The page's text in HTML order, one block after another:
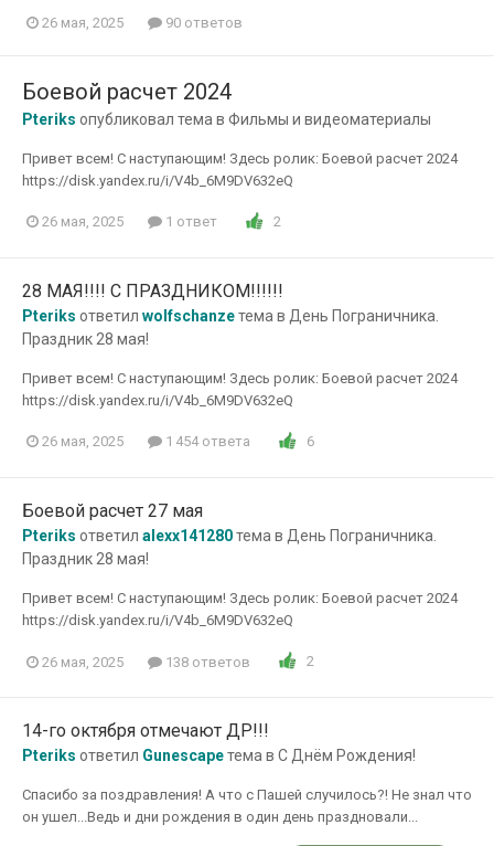
26 мая, 2025 90 ответов
Боевой расчет 2024
Pteriks опубликовал тема в Фильмы и видеоматериалы
Привет всем! С наступающим! Здесь ролик: Боевой расчет 2024
https://disk.yandex.ru/i/V4b_6M9DV632eQ
26 мая, 2025 1 ответ 2
28 МАЯ!!!! С ПРАЗДНИКОМ!!!!!!
Pteriks ответил wolfschanzeтема в День Пограничника.
Праздник 28 мая!
Привет всем! С наступающим! Здесь ролик: Боевой расчет 2024
https://disk.yandex.ru/i/V4b_6M9DV632eQ
26 мая, 2025 1 454 ответа 6
Боевой расчет 27 мая
Pteriks ответил alexx141280тема в День Пограничника.
Праздник 28 мая!
Привет всем! С наступающим! Здесь ролик: Боевой расчет 2024
https://disk.yandex.ru/i/V4b_6M9DV632eQ
26 мая, 2025 138 ответов 2
14-го октября отмечают ДР!!!
Pteriks ответил Gunescapeтема в С Днём Рождения!
Спасибо за поздравления! А что с Пашей случилось?! Не знал что
он ушел...Ведь и дни рождения в один день праздновали...